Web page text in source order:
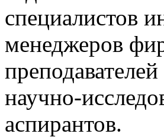
специалистов
менеджеров
научно-
аспирантов.